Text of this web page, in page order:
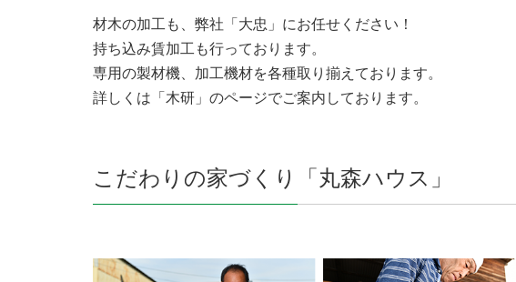
材木の加工も、弊社「大忠」にお任せください！
持ち込み賃加工も行っております。
専用の製材機、加工機材を各種取り揃えております。
詳しくは「木研」のページでご案内しております。
こだわりの家づくり「丸森ハウス」